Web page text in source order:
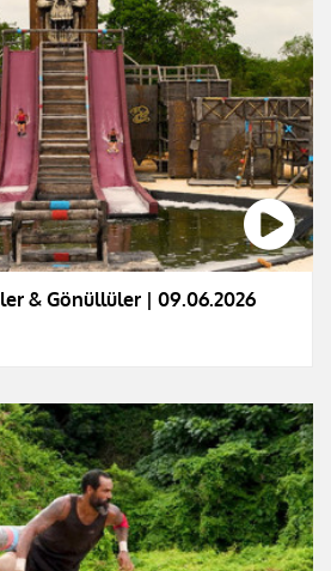
& Gönüllüler | 09.06.2026